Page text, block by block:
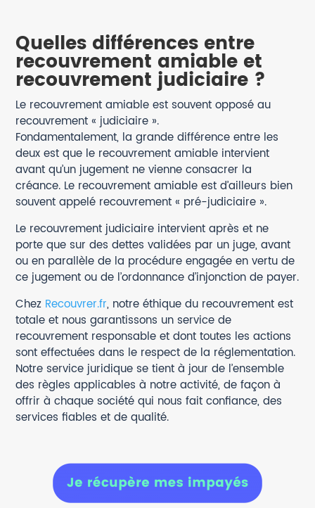
Quelles différences entre
recouvrement amiable et
recouvrement judiciaire ?
Le recouvrement amiable est souvent opposé au
recouvrement « judiciaire ».
Fondamentalement, la grande différence entre les
deux est que le recouvrement amiable intervient
avant qu’un jugement ne vienne consacrer la
créance. Le recouvrement amiable est d’ailleurs bien
souvent appelé recouvrement « pré-judiciaire ».
Le recouvrement judiciaire intervient après et ne
porte que sur des dettes validées par un juge, avant
ou en parallèle de la procédure engagée en vertu de
ce jugement ou de l’ordonnance d’injonction de payer.
Chez Recouvrer.fr, notre éthique du recouvrement est
totale et nous garantissons un service de
recouvrement responsable et dont toutes les actions
sont effectuées dans le respect de la réglementation.
Notre service juridique se tient à jour de l’ensemble
des règles applicables à notre activité, de façon à
offrir à chaque société qui nous fait confiance, des
services fiables et de qualité.